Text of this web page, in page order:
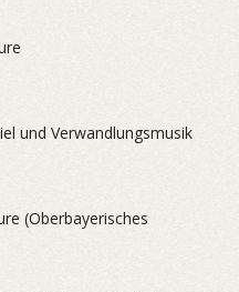
und Verwandlungsmusik
(Oberbayerisches